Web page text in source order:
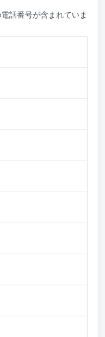
話番号が含まれていま